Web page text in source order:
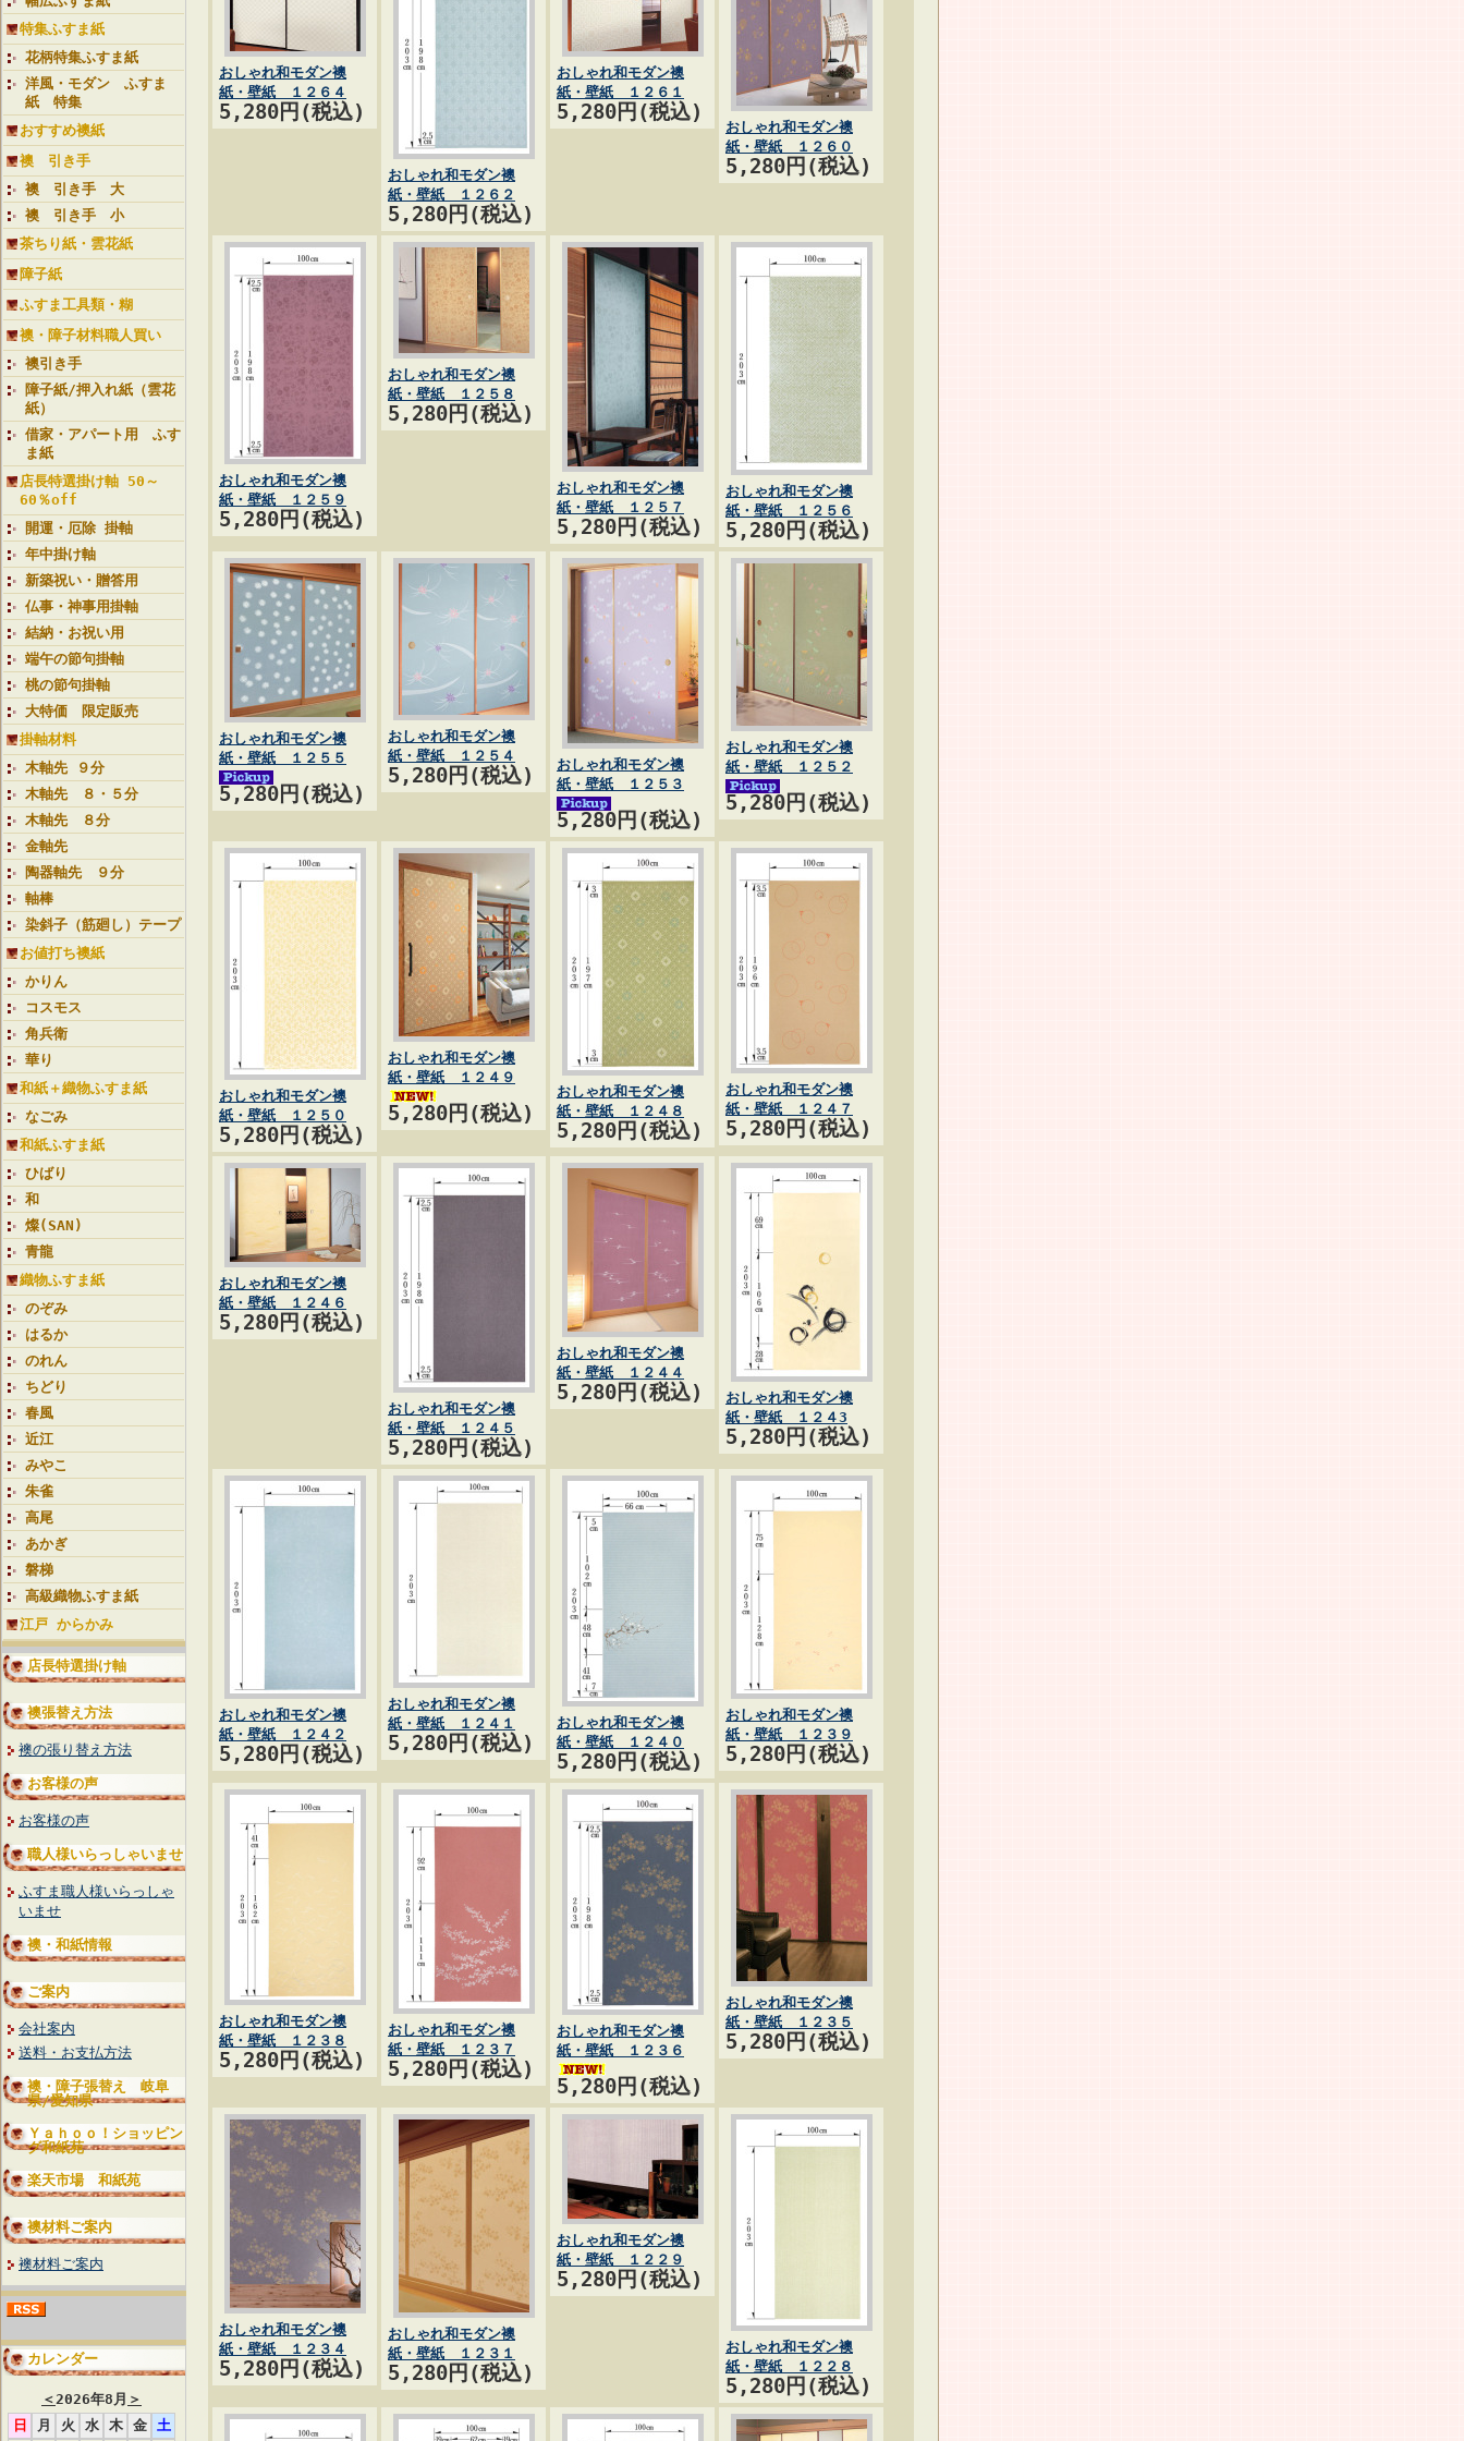
特集ふすま紙
花柄特集ふすま紙
洋風・モダン ふすま
紙 特集
おすすめ襖紙
襖 引き手
襖 引き手 大
襖 引き手 小
茶ちり紙・雲花紙
障子紙
ふすま工具類・糊
襖・障子材料職人買い
襖引き手
障子紙/押入れ紙（雲花
紙）
借家・アパート用 ふす
ま紙
店長特選掛け軸 50～
60％off
開運・厄除 掛軸
年中掛け軸
新築祝い・贈答用
仏事・神事用掛軸
結納・お祝い用
端午の節句掛軸
桃の節句掛軸
大特価 限定販売
掛軸材料
木軸先 ９分
木軸先 ８・５分
木軸先 ８分
金軸先
陶器軸先 ９分
軸棒
染斜子（筋廻し）テープ
お値打ち襖紙
かりん
コスモス
角兵衛
華り
和紙＋織物ふすま紙
なごみ
和紙ふすま紙
ひばり
和
燦(SAN)
青龍
織物ふすま紙
のぞみ
はるか
のれん
ちどり
春風
近江
みやこ
朱雀
高尾
あかぎ
磐梯
高級織物ふすま紙
江戸 からかみ
店長特選掛け軸
襖張替え方法
襖の張り替え方法
お客様の声
お客様の声
職人様いらっしゃいませ
ふすま職人様いらっしゃ
いませ
襖・和紙情報
ご案内
会社案内
送料・お支払方法
襖・障子張替え 岐阜
県/愛知県
Ｙａｈｏｏ！ショッピン
グ和紙苑
楽天市場 和紙苑
襖材料ご案内
襖材料ご案内
カレンダー
＜2026年8月 ＞
日
月 火 水 木 金 土
おしゃれ和モダン襖
紙・壁紙 １２６４
5,280円(税込)
おしゃれ和モダン襖
紙・壁紙 １２６２
5,280円(税込)
おしゃれ和モダン襖
紙・壁紙 １２６１
5,280円(税込)
おしゃれ和モダン襖
紙・壁紙 １２６０
5,280円(税込)
おしゃれ和モダン襖
紙・壁紙 １２５９
5,280円(税込)
おしゃれ和モダン襖
紙・壁紙 １２５８
5,280円(税込)
おしゃれ和モダン襖
紙・壁紙 １２５７
5,280円(税込)
おしゃれ和モダン襖
紙・壁紙 １２５６
5,280円(税込)
おしゃれ和モダン襖
紙・壁紙 １２５５
5,280円(税込)
おしゃれ和モダン襖
紙・壁紙 １２５４
5,280円(税込)
おしゃれ和モダン襖
紙・壁紙 １２５３
5,280円(税込)
おしゃれ和モダン襖
紙・壁紙 １２５２
5,280円(税込)
おしゃれ和モダン襖
紙・壁紙 １２５０
5,280円(税込)
おしゃれ和モダン襖
紙・壁紙 １２４９
5,280円(税込)
おしゃれ和モダン襖
紙・壁紙 １２４８
5,280円(税込)
おしゃれ和モダン襖
紙・壁紙 １２４７
5,280円(税込)
おしゃれ和モダン襖
紙・壁紙 １２４６
5,280円(税込)
おしゃれ和モダン襖
紙・壁紙 １２４５
5,280円(税込)
おしゃれ和モダン襖
紙・壁紙 １２４４
5,280円(税込)
おしゃれ和モダン襖
紙・壁紙 １２４3
5,280円(税込)
おしゃれ和モダン襖
紙・壁紙 １２４２
5,280円(税込)
おしゃれ和モダン襖
紙・壁紙 １２４１
5,280円(税込)
おしゃれ和モダン襖
紙・壁紙 １２４０
5,280円(税込)
おしゃれ和モダン襖
紙・壁紙 １２３９
5,280円(税込)
おしゃれ和モダン襖
紙・壁紙 １２３８
5,280円(税込)
おしゃれ和モダン襖
紙・壁紙 １２３７
5,280円(税込)
おしゃれ和モダン襖
紙・壁紙 １２３６
5,280円(税込)
おしゃれ和モダン襖
紙・壁紙 １２３５
5,280円(税込)
おしゃれ和モダン襖
紙・壁紙 １２３４
5,280円(税込)
おしゃれ和モダン襖
紙・壁紙 １２３１
5,280円(税込)
おしゃれ和モダン襖
紙・壁紙 １２２９
5,280円(税込)
おしゃれ和モダン襖
紙・壁紙 １２２８
5,280円(税込)